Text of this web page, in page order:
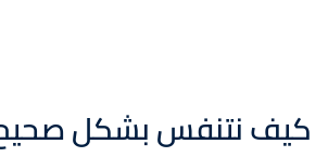
كيف نتنفس بشكل صحيح